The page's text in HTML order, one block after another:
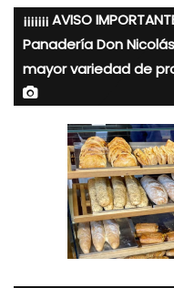
¡¡¡¡¡¡¡ AVISO
Panadería Don
mayor variedad de